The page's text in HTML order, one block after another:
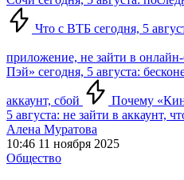
Что с ВТБ сегодня, 5
приложение, не зайти в
Пэй» сегодня, 5 августа:
аккаунт, сбой
Почему
5 августа: не зайти в аккаунт,
Алена Муратова
10:46 11 ноября 2025
Общество